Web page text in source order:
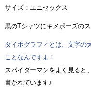
サイズ：ユニセックス
黒のTシャツにキメポーズの
タイポグラフィとは、文字の
ことなんですよ！
スパイダーマンをよく見ると
書かれています♪